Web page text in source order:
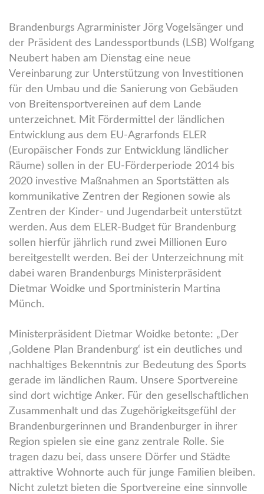
Brandenburgs Agrarminister Jörg Vogelsänger und
der Präsident des Landessportbunds (LSB) Wolfgang
Neubert haben am Dienstag eine neue
Vereinbarung zur Unterstützung von Investitionen
für den Umbau und die Sanierung von Gebäuden
von Breitensportvereinen auf dem Lande
unterzeichnet. Mit Fördermittel der ländlichen
Entwicklung aus dem EU-Agrarfonds ELER
(Europäischer Fonds zur Entwicklung ländlicher
Räume) sollen in der EU-Förderperiode 2014 bis
2020 investive Maßnahmen an Sportstätten als
kommunikative Zentren der Regionen sowie als
Zentren der Kinder- und Jugendarbeit unterstützt
werden. Aus dem ELER-Budget für Brandenburg
sollen hierfür jährlich rund zwei Millionen Euro
bereitgestellt werden. Bei der Unterzeichnung mit
dabei waren Brandenburgs Ministerpräsident
Dietmar Woidke und Sportministerin Martina
Münch.
Ministerpräsident Dietmar Woidke betonte: „Der
‚Goldene Plan Brandenburg‘ ist ein deutliches und
nachhaltiges Bekenntnis zur Bedeutung des Sports
gerade im ländlichen Raum. Unsere Sportvereine
sind dort wichtige Anker. Für den gesellschaftlichen
Zusammenhalt und das Zugehörigkeitsgefühl der
Brandenburgerinnen und Brandenburger in ihrer
Region spielen sie eine ganz zentrale Rolle. Sie
tragen dazu bei, dass unsere Dörfer und Städte
attraktive Wohnorte auch für junge Familien bleiben.
Nicht zuletzt bieten die Sportvereine eine sinnvolle